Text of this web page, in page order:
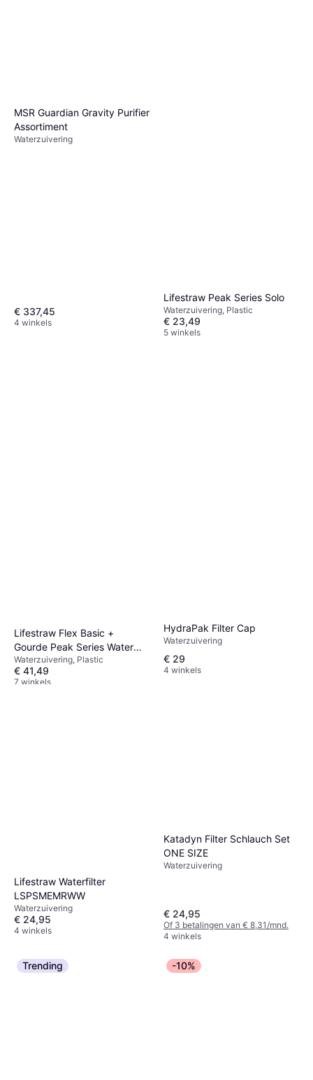
MSR Guardian Gravity Purifier
Assortiment
Waterzuivering
€ 337,45
4 winkels
Lifestraw Peak Series Solo
Waterzuivering, Plastic
€ 23,49
5 winkels
Lifestraw Flex Basic +
Gourde Peak Series Water
Filter
Waterzuivering, Plastic
€ 41,49
7 winkels
HydraPak Filter Cap
Waterzuivering
€ 29
4 winkels
Lifestraw Waterfilter
LSPSMEMRWW
Waterzuivering
€ 24,95
4 winkels
Katadyn Filter Schlauch Set
ONE SIZE
Waterzuivering
€ 24,95
Of 3 betalingen van € 8,31/mnd.
4 winkels
Trending -10%